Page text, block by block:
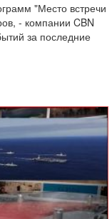
"Место встречи
- компании CBN
за последние